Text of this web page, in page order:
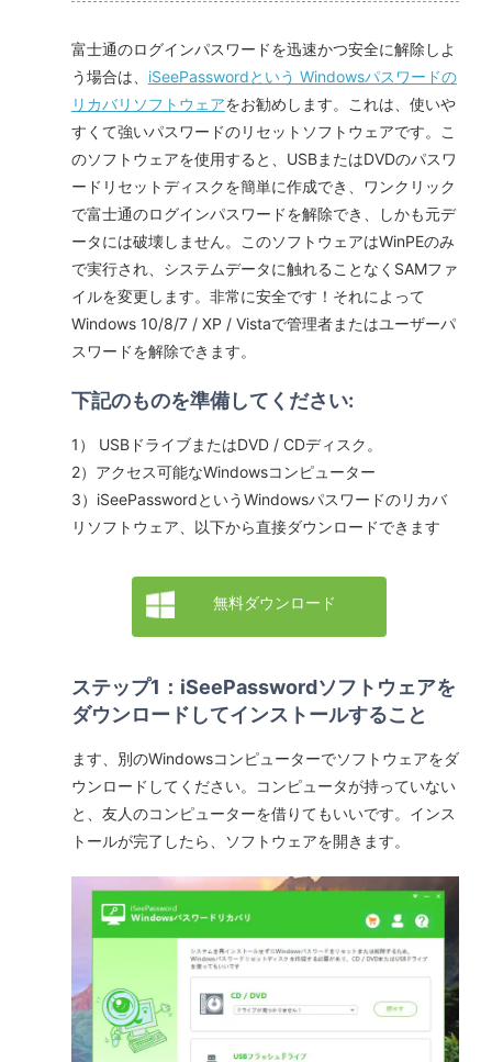
富士通のログインパスワードを迅速かつ安全に解除しよ
う場合は、 iSeePasswordという Windowsパスワードの
リカバリソフトウェアをお勧めします。これは、使いや
すくて強いパスワードのリセットソフトウェアです。こ
のソフトウェアを使用すると、USBまたはDVDのパスワ
ードリセットディスクを簡単に作成でき、ワンクリック
で富士通のログインパスワードを解除でき、しかも元デ
ータには破壊しません。このソフトウェアはWinPEのみ
で実行され、システムデータに触れることなくSAMファ
イルを変更します。非常に安全です！それによって
Windows 10/8/7 / XP / Vistaで管理者またはユーザーパ
スワードを解除できます。
下記のものを準備してください:
1） USBドライブまたはDVD / CDディスク。
2）アクセス可能なWindowsコンピューター
3）iSeePasswordというWindowsパスワードのリカバ
リソフトウェア、以下から直接ダウンロードできます
無料ダウンロード
ステップ1：iSeePasswordソフトウェアを
ダウンロードしてインストールすること
ます、別のWindowsコンピューターでソフトウェアをダ
ウンロードしてください。コンピュータが持っていない
と、友人のコンピューターを借りてもいいです。インス
トールが完了したら、ソフトウェアを開きます。